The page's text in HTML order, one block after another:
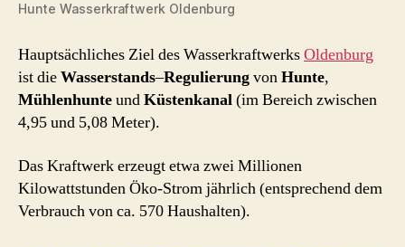
Hunte Wasserkraftwerk Oldenburg
Hauptsächliches Ziel des WasserkraftwerksOldenburg
ist dieWasserstands–RegulierungvonHunte,
MühlenhunteundKüstenkanal(im Bereich zwischen
4,95 und 5,08 Meter).
Das Kraftwerk erzeugt etwa zwei Millionen
Kilowattstunden Öko-Strom jährlich (entsprechend dem
Verbrauch von ca. 570 Haushalten).